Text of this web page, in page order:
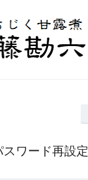
スワード再設定